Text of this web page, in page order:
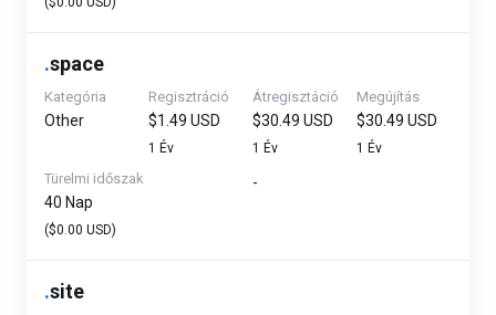
.space
Kategória
Other
Regisztráció
$1.49 USD
1 Év
Átregisztáció
$30.49 USD
1 Év
Megújítás
$30.49 USD
1 Év
Türelmi időszak
40 Nap
($0.00 USD)
-
.site